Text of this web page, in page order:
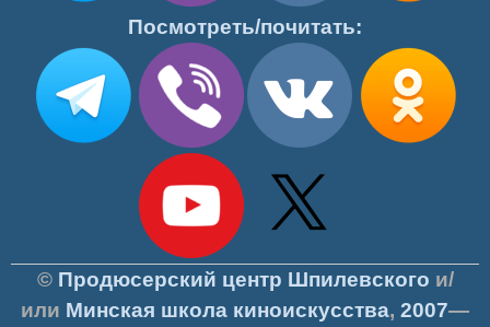
Посмотреть/почитать:
© Продюсерский центр Шпилевского и/
или Минская школа киноискусства, 2007—